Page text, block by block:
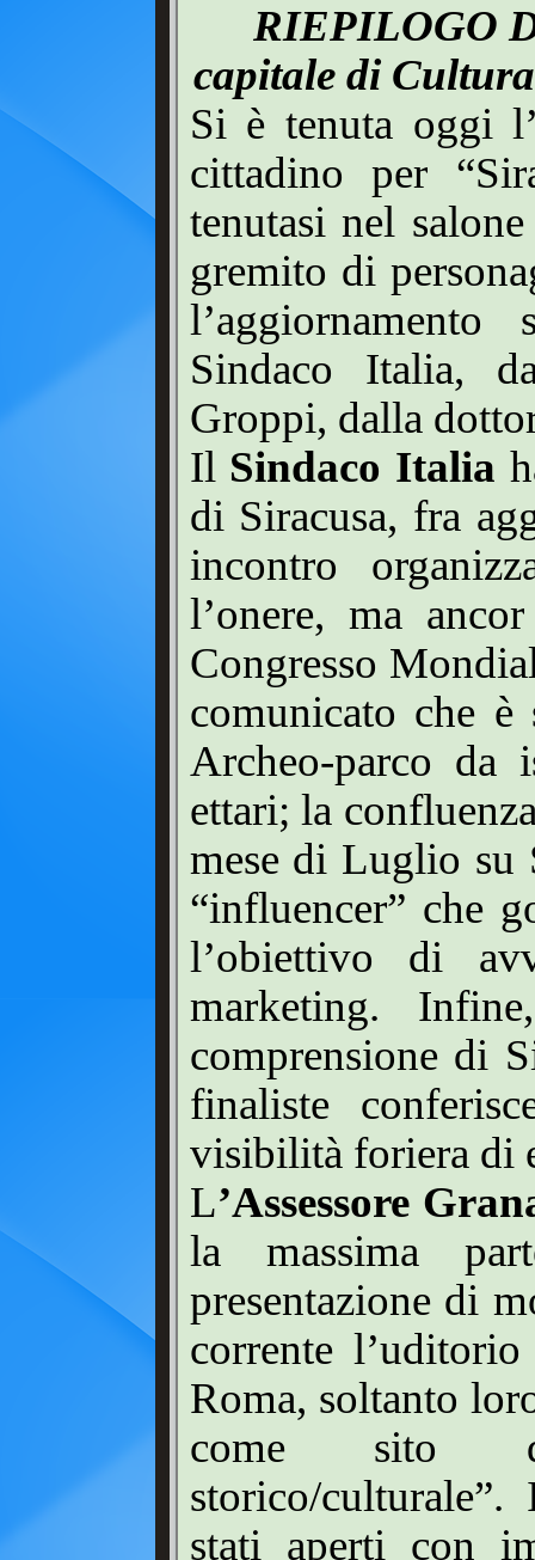
RIEPILOGO
capitale di
Si è tenuta oggi
cittadino per
tenutasi nel
gremito di
Sindaco Italia,
Groppi, dalla
Il Sindaco Italia
di Siracusa, fra
incontro
l’onere, ma
Congresso
comunicato che
Archeo-parco da
ettari; la
mese di Luglio su
“influencer” che
l’obiettivo di
marketing.
comprensione di
finaliste
visibilità foriera di
L’Assessore
la massima
presentazione di
corrente
Roma, soltanto
come sito di
storico/
stati aperti con